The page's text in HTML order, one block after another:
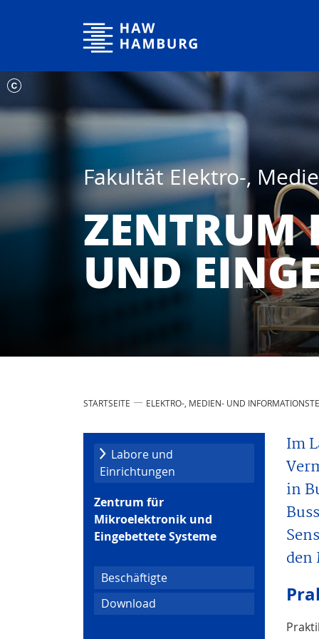
Hochschule für Angewandte Wissenschaften Hamburg
Fakultät Elektro-,
ZENTRUM
UND
STARTSEITE ELEKTRO-, MEDIEN- UND
Labore und
Einrichtungen
Zentrum für
Mikroelektronik und
Eingebettete Systeme
Beschäftigte
Download
Im
in
den